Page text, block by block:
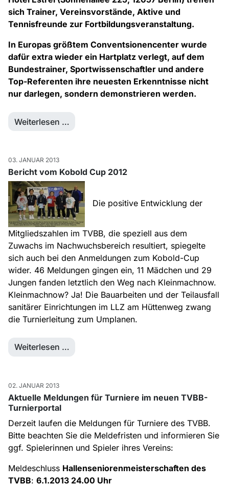
sich Trainer, Vereinsvorstände, Aktive und
Tennisfreunde zur Fortbildungsveranstaltung.
In Europas größtem Conventsionencenter wurde
dafür extra wieder ein Hartplatz verlegt, auf dem
Bundestrainer, Sportwissenschaftler und andere
Top-Referenten ihre neuesten Erkenntnisse nicht
nur darlegen, sondern demonstrieren werden.
Weiterlesen …
03. JANUAR 2013
Bericht vom Kobold Cup 2012
Die positive Entwicklung der
Mitgliedszahlen im TVBB, die speziell aus dem
Zuwachs im Nachwuchsbereich resultiert, spiegelte
sich auch bei den Anmeldungen zum Kobold-Cup
wider. 46 Meldungen gingen ein, 11 Mädchen und 29
Jungen fanden letztlich den Weg nach Kleinmachnow.
Kleinmachnow? Ja! Die Bauarbeiten und der Teilausfall
sanitärer Einrichtungen im LLZ am Hüttenweg zwang
die Turnierleitung zum Umplanen.
Weiterlesen …
02. JANUAR 2013
Aktuelle Meldungen für Turniere im neuen TVBB-
Turnierportal
Derzeit laufen die Meldungen für Turniere des TVBB.
Bitte beachten Sie die Meldefristen und informieren Sie
ggf. Spielerinnen und Spieler ihres Vereins:
Meldeschluss Hallenseniorenmeisterschaften des
TVBB: 6.1.2013 24.00 Uhr